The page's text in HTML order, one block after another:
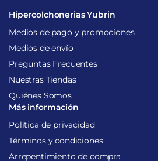
Hipercolchonerias Yubrin
Medios de pago y promociones
Medios de envío
Preguntas Frecuentes
Nuestras Tiendas
Quiénes Somos
Más información
Política de privacidad
Términos y condiciones
Arrepentimiento de compra